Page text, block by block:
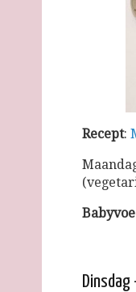
Recept:
Dinsdag